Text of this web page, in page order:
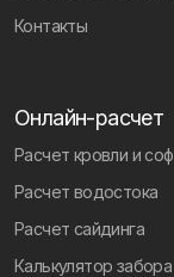
Контакты
Онлайн-расчет
Расчет кровли и
Расчет водостока
Расчет сайдинга
Калькулятор забора